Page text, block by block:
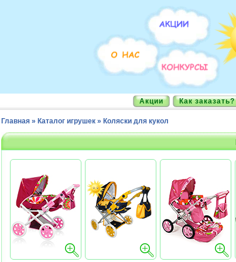
Акции Как заказать?
Главная » Каталог игрушек » Коляски для кукол